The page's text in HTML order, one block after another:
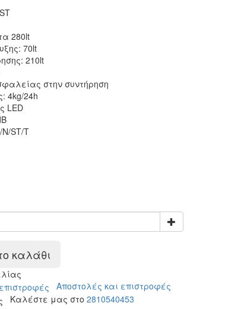
280lt
70lt
210lt
στην συντήρηση
4kg/24h
LED
Ν/SΤ/Τ
καλάθι
Αποστολές και επιστροφές
Καλέστε μας στο 2810540453